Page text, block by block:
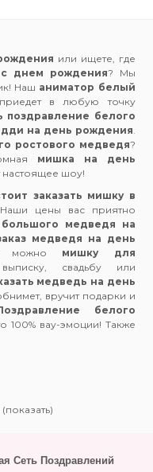
или ищете, где
с днем рождения? Мы
Наш аниматор белый
в любую точку
поздравление белого
на день рождения
ростового медведя?
мишка на день
настоящее шоу!
заказать мишку в
цены вас приятно
большого медведя на
медведя на день
можно мишку для
свадьбу или
медведь на день
вручит подарки и
белого
100% вау-эмоции! Также
Сеть Поздравлений